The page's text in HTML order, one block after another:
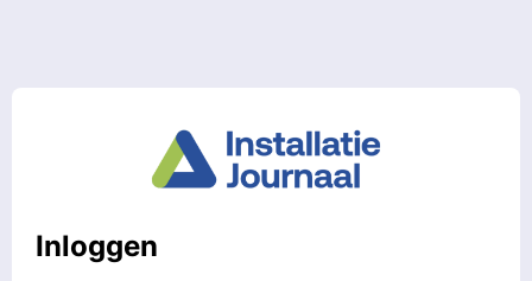
Inloggen